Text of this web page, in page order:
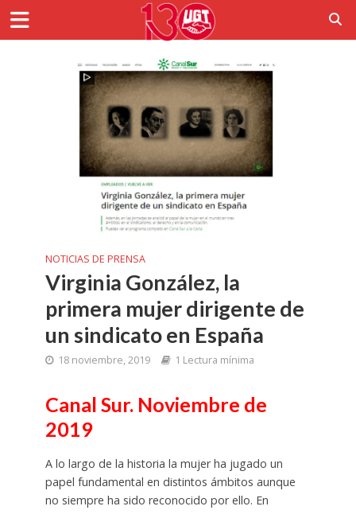
NOTICIAS DE PRENSA
Virginia González, la
primera mujer dirigente de
un sindicato en España
18 noviembre, 2019 1 Lectura mínima
Canal Sur. Noviembre de
2019
A lo largo de la historia la mujer ha jugado un
papel fundamental en distintos ámbitos aunque
no siempre ha sido reconocido por ello. En